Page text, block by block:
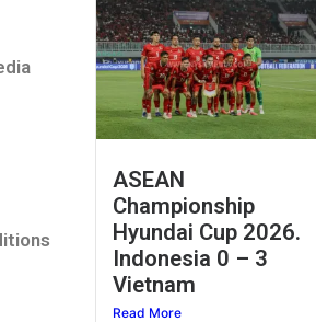
ASEAN
Championship
Hyundai Cup 2026.
Indonesia 0 – 3
Vietnam
Read More